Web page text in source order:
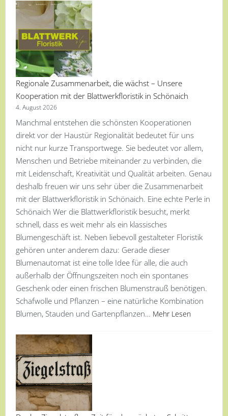
Regionale Zusammenarbeit, die wächst – Unsere
Kooperation mit der Blattwerkfloristik in Schönaich
4. August 2026
Manchmal entstehen die schönsten Kooperationen
direkt vor der Haustür Regionalität bedeutet für uns
nicht nur kurze Transportwege. Sie bedeutet vor allem,
Menschen und Betriebe miteinander zu verbinden, die
mit Leidenschaft, Kreativität und Qualität arbeiten. Genau
deshalb freuen wir uns sehr über die Zusammenarbeit
mit der Blattwerkfloristik in Schönaich. Eine echte Perle in
Schönaich Wer die Blattwerkfloristik besucht, merkt
schnell, dass es weit mehr als ein klassisches
Blumengeschäft ist. Neben liebevoll gestalteter Floristik
gehören unter anderem dazu: Gerade dieser
Blumenautomat ist eine tolle Idee für alle, die auch
außerhalb der Öffnungszeiten noch ein spontanes
Geschenk oder einen frischen Blumenstrauß benötigen.
Schafwolle und Pflanzen – eine natürliche Kombination
Blumen, Stauden und Gartenpflanzen… Mehr Lesen